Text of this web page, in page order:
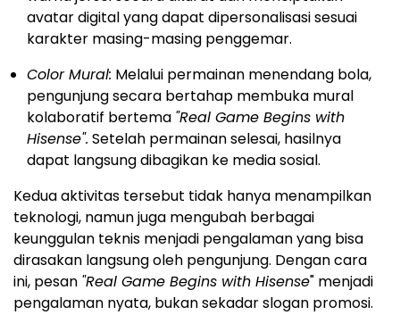
avatar digital yang dapat dipersonalisasi sesuai
karakter masing-masing penggemar.
Color Mural: Melalui permainan menendang bola,
pengunjung secara bertahap membuka mural
kolaboratif bertema "Real Game Begins with
Hisense". Setelah permainan selesai, hasilnya
dapat langsung dibagikan ke media sosial.
Kedua aktivitas tersebut tidak hanya menampilkan
teknologi, namun juga mengubah berbagai
keunggulan teknis menjadi pengalaman yang bisa
dirasakan langsung oleh pengunjung. Dengan cara
ini, pesan "Real Game Begins with Hisense" menjadi
pengalaman nyata, bukan sekadar slogan promosi.